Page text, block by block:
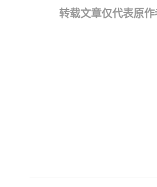
转载文章仅代表原